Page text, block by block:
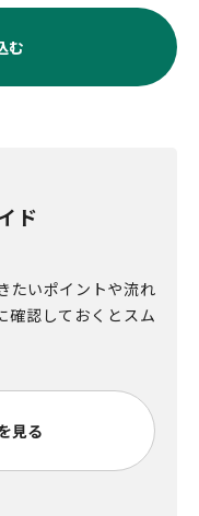
む
ド
たいポイントや流れ
確認しておくとスム
見る